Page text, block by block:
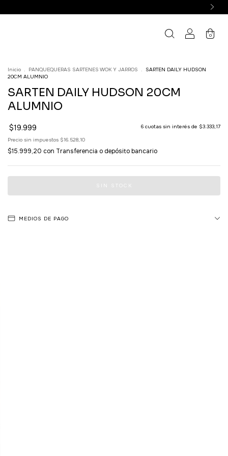
0
Inicio . PANQUEQUERAS SARTENES WOK Y JARROS .
SARTEN DAILY HUDSON
20CM ALUMNIO
SARTEN DAILY HUDSON 20CM
ALUMNIO
$19.999 6 cuotas sin interés de $3.333,17
Precio sin impuestos $16.528,10
$15.999,20 con Transferencia o depósito bancario
MEDIOS DE PAGO